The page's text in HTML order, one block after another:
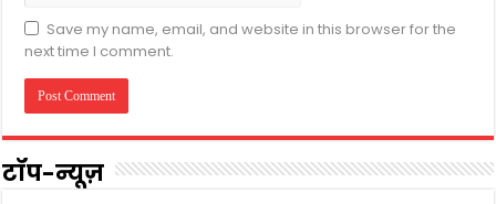
Save my name, email, and website in this browser for the
next time I comment.
टॉप-न्यूज़